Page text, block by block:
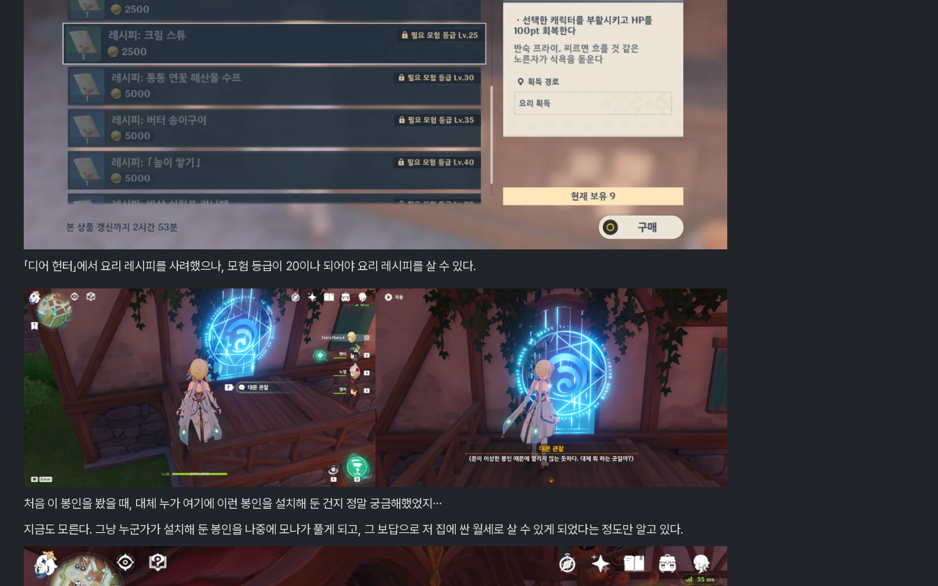
「디어 헌터」에서 요리 레시피를 사려했으나, 모험 등급이 20이나 되어야 요리 레시피를 살 수 있다.
처음 이 봉인을 봤을 때, 대체 누가 여기에 이런 봉인을 설치해 둔 건지 정말 궁금해했었지…
지금도 모른다. 그냥 누군가가 설치해 둔 봉인을 나중에 모나가 풀게 되고, 그 보답으로 저 집에 싼 월세로 살 수 있게 되었다는 정도만 알고 있다.